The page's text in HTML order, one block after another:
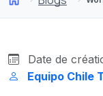
Date de
Equipo Chile